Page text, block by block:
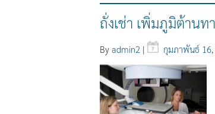
ถั่งเช่า เพิ่มภูมิต้านท
By admin2 | กุมภาพันธ์ 16,